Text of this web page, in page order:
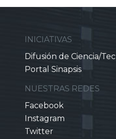
INICIATIVAS
Difusión de Ciencia/Tec
Portal Sinapsis
NUESTRAS REDES
Facebook
Instagram
Twitter